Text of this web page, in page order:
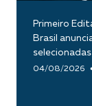
Primeiro
Brasil
selecionadas
04/08/2026